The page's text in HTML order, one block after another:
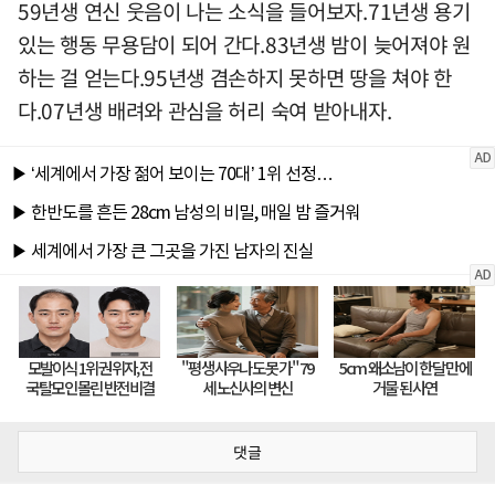
59년생 연신 웃음이 나는 소식을 들어보자.71년생 용기
있는 행동 무용담이 되어 간다.83년생 밤이 늦어져야 원
하는 걸 얻는다.95년생 겸손하지 못하면 땅을 쳐야 한
다.07년생 배려와 관심을 허리 숙여 받아내자.
댓글